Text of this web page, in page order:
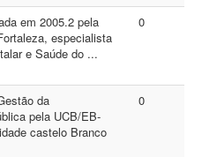
em 2005.2 pela
especialista
e Saúde do ...
0
da
pela UCB/EB-
castelo Branco
0